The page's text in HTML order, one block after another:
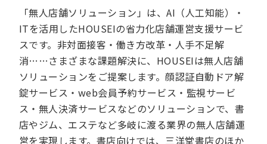
「無人店舗ソリューション」は、AI（人工知能）・
ITを活用したHOUSEIの省力化店舗運営支援サービ
スです。非対面接客・働き方改革・人手不足解
消……さまざまな課題解決に、HOUSEIは無人店舗
ソリューションをご提案します。顔認証自動ドア解
錠サービス・web会員予約サービス・監視サービ
ス・無人決済サービスなどのソリューションで、書
店やジム、エステなど多岐に渡る業界の無人店舗運
営を実現します。書店向けでは、三洋堂書店のほか